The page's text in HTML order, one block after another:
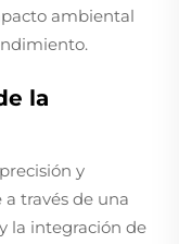
ambiental
la
y
través de una
la integración de